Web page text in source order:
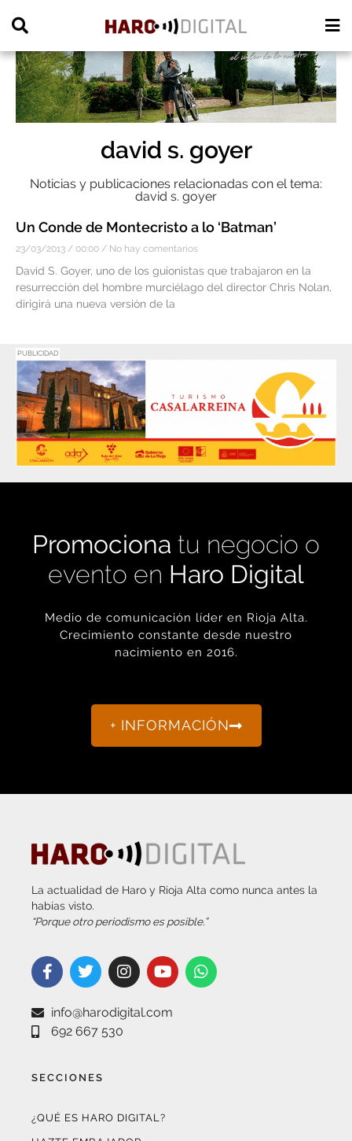
david s. goyer
Noticias y publicaciones relacionadas con el tema:
david s. goyer
Un Conde de Montecristo a lo ‘Batman’
23/03/2013 00:00 No hay comentarios
David S. Goyer, uno de los guionistas que trabajaron en la
resurrección del hombre murciélago del director Chris Nolan,
dirigirá una nueva versión de la
PUBLICIDAD
Promociona tu negocio o
evento en Haro Digital
Medio de comunicación líder en Rioja Alta.
Crecimiento constante desde nuestro
nacimiento en 2016.
+ INFORMACIÓN
La actualidad de Haro y Rioja Alta como nunca antes la
habías visto.
“Porque otro periodismo es posible.”
info@harodigital.com
692 667 530
SECCIONES
¿QUÉ ES HARO DIGITAL?